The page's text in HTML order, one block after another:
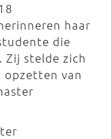
haar
die
Zij stelde zich
van